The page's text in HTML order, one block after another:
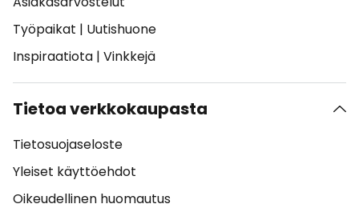
Työpaikat | Uutishuone
Inspiraatiota | Vinkkejä
Tietoa verkkokaupasta
Tietosuojaseloste
Yleiset käyttöehdot
Oikeudellinen huomautus